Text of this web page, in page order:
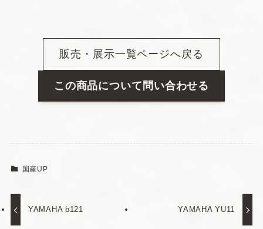
販売・展示一覧ページへ戻る
この商品について問い合わせる
国産UP
YAMAHA b121 YAMAHA YU11